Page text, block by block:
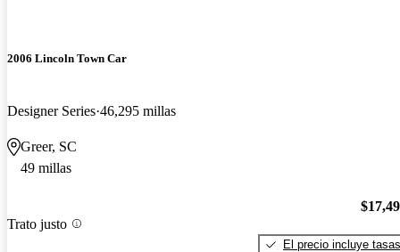
2006 Lincoln Town Car
Designer Series 46,295 millas
Greer, SC
49 millas
Trato justo
El precio incluye tasas